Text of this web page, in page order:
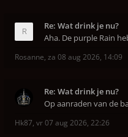
Re: Wat drink je nu?
Aha. De purple Rain
Rosanne, za 08 aug 2026, 14:09
Re: Wat drink je nu?
Op aanraden van de
Hk87, vr 07 aug 2026, 22:26